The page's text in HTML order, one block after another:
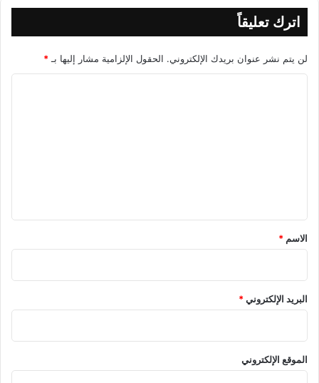
اترك تعليقاً
لن يتم نشر عنوان بريدك الإلكتروني. الحقول الإلزامية مشار إليها بـ *
*
الاسم *
البريد الإلكتروني*
الموقع الإلكتروني